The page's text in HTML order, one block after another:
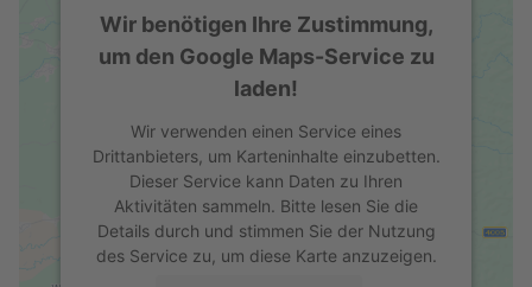
Wir benötigen Ihre Zustimmung,
um den Google Maps-Service zu
laden!
Wir verwenden einen Service eines
Drittanbieters, um Karteninhalte einzubetten.
Dieser Service kann Daten zu Ihren
Aktivitäten sammeln. Bitte lesen Sie die
Details durch und stimmen Sie der Nutzung
des Service zu, um diese Karte anzuzeigen.